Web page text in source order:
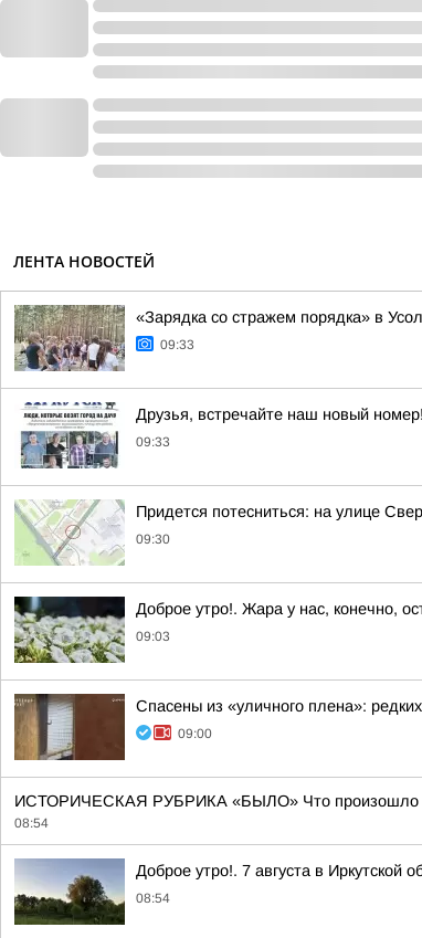
ЛЕНТА НОВОСТЕЙ
«Зарядка со стражем порядка» в
09:33
Друзья, встречайте наш новый номер!
09:33
Придется потесниться: на улице
09:30
Доброе утро!. Жара у нас, конечно,
09:03
Спасены из «уличного плена»:
09:00
ИСТОРИЧЕСКАЯ РУБРИКА «БЫЛО» Что произошло 7
08:54
Доброе утро!. 7 августа в Иркутской
08:54